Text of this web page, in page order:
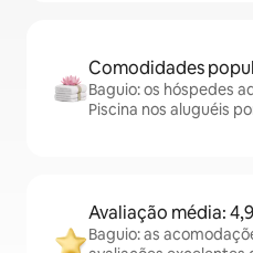
Comodidades
Baguio: os hóspedes
Piscina nos aluguéis
Avaliação média: 4,9
Baguio: as